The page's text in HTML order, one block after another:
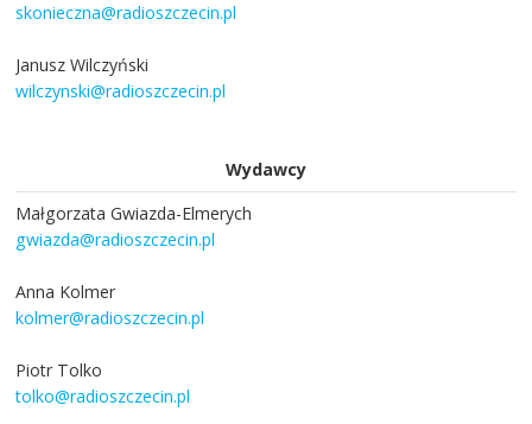
skonieczna@radioszczecin.pl
Janusz Wilczyński
wilczynski@radioszczecin.pl
Wydawcy
Małgorzata Gwiazda-Elmerych
gwiazda@radioszczecin.pl
Anna Kolmer
kolmer@radioszczecin.pl
Piotr Tolko
tolko@radioszczecin.pl